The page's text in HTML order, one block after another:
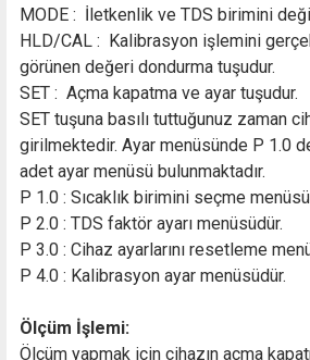
MODE : İletkenlik ve TDS birimini
HLD/CAL : Kalibrasyon işlemini
görünen değeri dondurma tuşudur.
SET : Açma kapatma ve ayar tuşudur.
SET tuşuna basılı tuttuğunuz zaman
girilmektedir. Ayar menüsünde P 1.0
adet ayar menüsü bulunmaktadır.
P 1.0 : Sıcaklık birimini seçme
P 2.0 : TDS faktör ayarı menüsüdür.
P 3.0 : Cihaz ayarlarını resetleme
P 4.0 : Kalibrasyon ayar menüsüdür.
Ölçüm İşlemi:
Ölçüm yapmak için cihazın açma